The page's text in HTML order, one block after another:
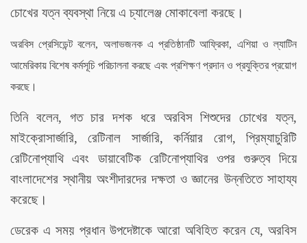
চোখের যত্ন ব্যবস্থা নিয়ে এ চ্যালেঞ্জ মোকাবেলা করছে।
অরবিস প্রেসিডেন্ট বলেন, অলাভজনক এ প্রতিষ্ঠানটি আফ্রিকা, এশিয়া ও ল্যাটিন
আমেরিকায় বিশেষ কর্মসূচি পরিচালনা করছে এবং প্রশিক্ষণ প্রদান ও প্রযুক্তির প্রয়োগ
করছে।
তিনি বলেন, গত চার দশক ধরে অরবিস শিশুদের চোখের যত্ন,
মাইক্রোসার্জারি, রেটিনাল সার্জারি, কর্নিয়ার রোগ, প্রিম্যাচুরিটি
রেটিনোপ্যাথি এবং ডায়াবেটিক রেটিনোপ্যাথির ওপর গুরুত্ব দিয়ে
বাংলাদেশের স্থানীয় অংশীদারদের দক্ষতা ও জ্ঞানের উন্নতিতে সাহায্য
করেছে।
ডেরেক এ সময় প্রধান উপদেষ্টাকে আরো অবিহিত করেন যে, অরবিস